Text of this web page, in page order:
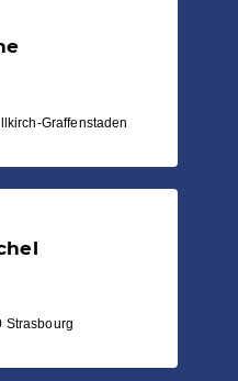
Graffenstaden
Strasbourg